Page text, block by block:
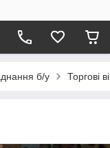
б/у Торгові